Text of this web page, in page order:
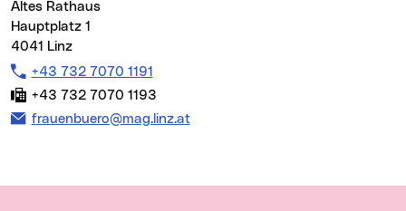
Altes Rathaus
Hauptplatz 1
4041 Linz
Tel:
+43 732 7070 1191
Fax:
+43 732 7070 1193
E-Mail Adresse:
frauenbuero@mag.linz.at